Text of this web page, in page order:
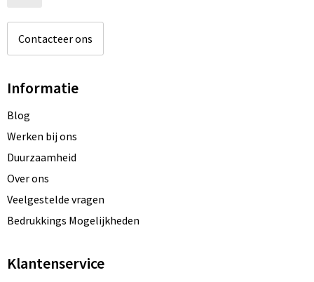
Contacteer ons
Informatie
Blog
Werken bij ons
Duurzaamheid
Over ons
Veelgestelde vragen
Bedrukkings Mogelijkheden
Klantenservice